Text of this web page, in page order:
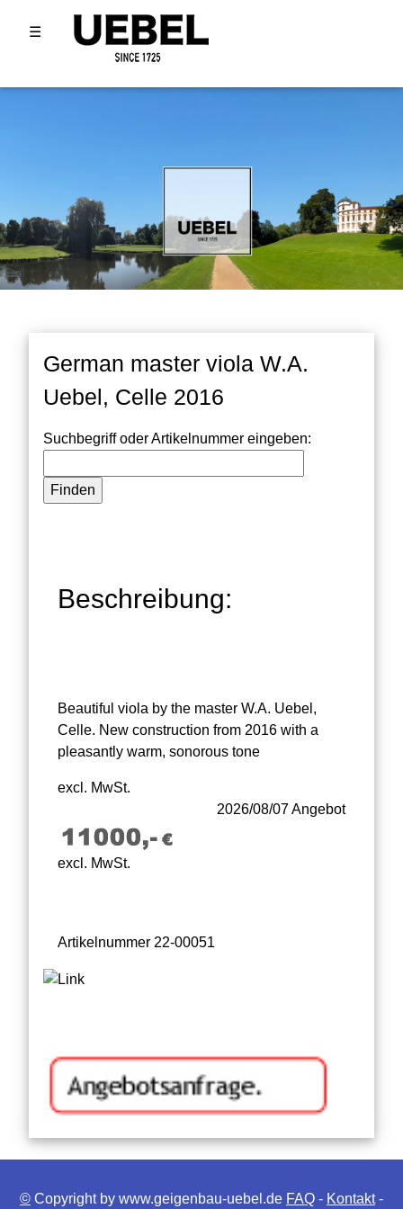
☰
German master viola W.A.
Uebel, Celle 2016
Suchbegriff oder Artikelnummer eingeben:
Beschreibung:
Beautiful viola by the master W.A. Uebel,
Celle. New construction from 2016 with a
pleasantly warm, sonorous tone
excl. MwSt.
2026/08/07 Angebot
excl. MwSt.
Artikelnummer 22-00051
© Copyright by www.geigenbau-uebel.de FAQ - Kontakt-